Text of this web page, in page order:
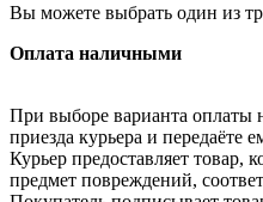
Вы можете выбрать один из
Оплата наличными
При выборе варианта оплаты
приезда курьера и передаёте
Курьер предоставляет товар,
предмет повреждений,